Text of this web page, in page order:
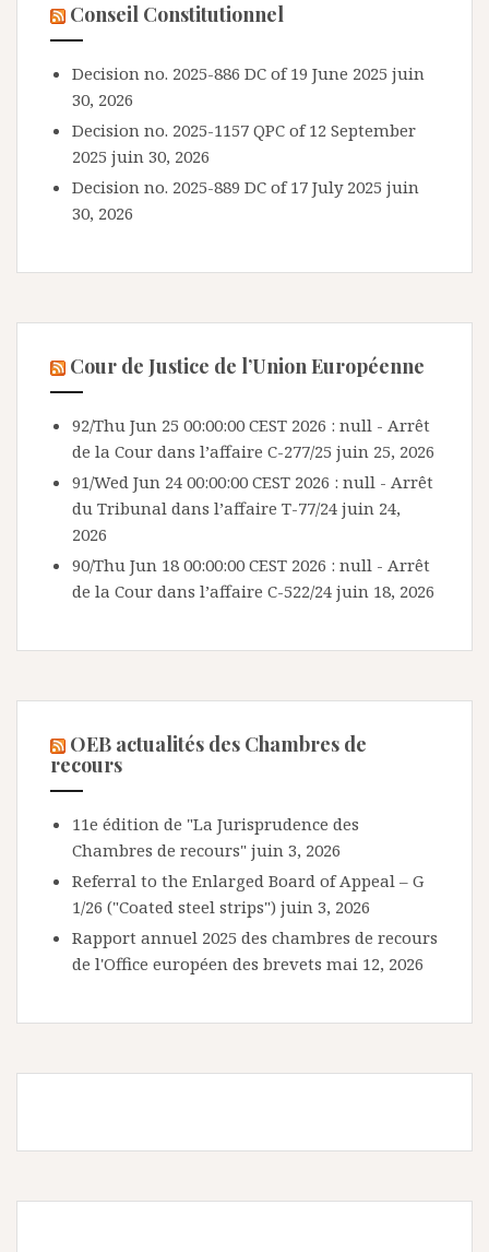
Conseil Constitutionnel
Decision no. 2025-886 DC of 19 June 2025 juin
30, 2026
Decision no. 2025-1157 QPC of 12 September
2025 juin 30, 2026
Decision no. 2025-889 DC of 17 July 2025 juin
30, 2026
Cour de Justice de l’Union Européenne
92/Thu Jun 25 00:00:00 CEST 2026 : null - Arrêt
de la Cour dans l’affaire C-277/25 juin 25, 2026
91/Wed Jun 24 00:00:00 CEST 2026 : null - Arrêt
du Tribunal dans l’affaire T-77/24 juin 24,
2026
90/Thu Jun 18 00:00:00 CEST 2026 : null - Arrêt
de la Cour dans l’affaire C-522/24 juin 18, 2026
OEB actualités des Chambres de
recours
11e édition de "La Jurisprudence des
Chambres de recours" juin 3, 2026
Referral to the Enlarged Board of Appeal – G
1/26 ("Coated steel strips") juin 3, 2026
Rapport annuel 2025 des chambres de recours
de l'Office européen des brevets mai 12, 2026